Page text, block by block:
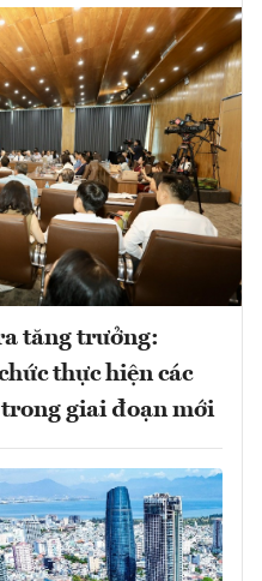
tăng trưởng:
thực hiện các
giai đoạn mới